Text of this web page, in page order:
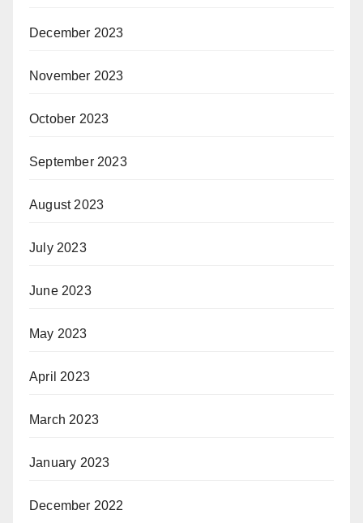
December 2023
November 2023
October 2023
September 2023
August 2023
July 2023
June 2023
May 2023
April 2023
March 2023
January 2023
December 2022